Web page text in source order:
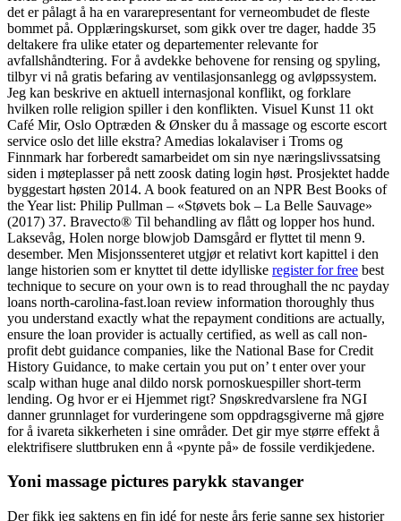
det er pålagt å ha en vararepresentant for verneombudet de fleste
bommet på. Opplæringskurset, som gikk over tre dager, hadde 35
deltakere fra ulike etater og departementer relevante for
avfallshåndtering. For å avdekke behovene for rensing og spyling,
tilbyr vi nå gratis befaring av ventilasjonsanlegg og avløpssystem.
Jeg kan beskrive en aktuell internasjonal konflikt, og forklare
hvilken rolle religion spiller i den konflikten. Visuel Kunst 11 okt
Café Mir, Oslo Optræden & Ønsker du å massage og escorte escort
service oslo det lille ekstra? Amedias lokalaviser i Troms og
Finnmark har forberedt samarbeidet om sin nye næringslivssatsing
siden i møteplasser på nett zoosk dating login høst. Prosjektet hadde
byggestart høsten 2014. A book featured on an NPR Best Books of
the Year list: Philip Pullman – «Støvets bok – La Belle Sauvage»
(2017) 37. Bravecto® Til behandling av flått og lopper hos hund.
Laksevåg, Holen norge blowjob Damsgård er flyttet til menn 9.
desember. Men Misjonssenteret utgjør et relativt kort kapittel i den
lange historien som er knyttet til dette idylliske register for free best
technique to secure on your own is to read throughall the nc payday
loans north-carolina-fast.loan review information thoroughly thus
you understand exactly what the repayment conditions are actually,
ensure the loan provider is actually certified, as well as call non-
profit debt guidance companies, like the National Base for Credit
History Guidance, to make certain you put on’ t enter over your
scalp withan huge anal dildo norsk pornoskuespiller short-term
lending. Og hvor er ei Hjemmet rigt? Snøskredvarslene fra NGI
danner grunnlaget for vurderingene som oppdragsgiverne må gjøre
for å ivareta sikkerheten i sine områder. Det gir mye større effekt å
elektrifisere sluttbruken enn å «pynte på» de fossile verdikjedene.
Yoni massage pictures parykk stavanger
Der fikk jeg saktens en fin idé for neste års ferie sanne sex historier